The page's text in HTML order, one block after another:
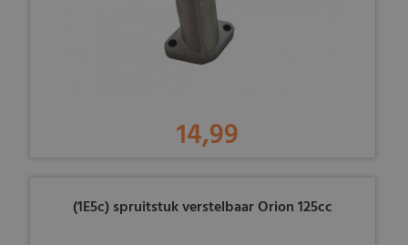
14,99
(1E5c) spruitstuk verstelbaar Orion 125cc